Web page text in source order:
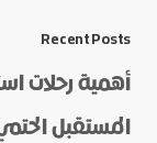
Recent Posts
أهمية رحلات
المستقبل